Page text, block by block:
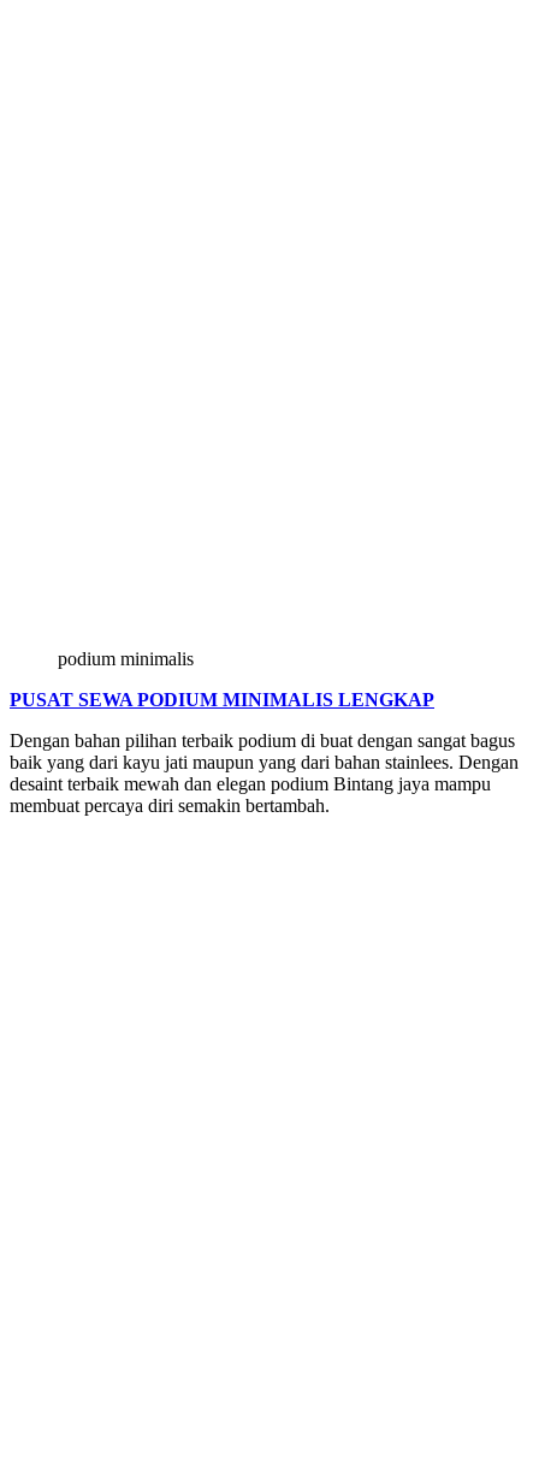
podium minimalis
PUSAT SEWA PODIUM MINIMALIS LENGKAP
Dengan bahan pilihan terbaik podium di buat dengan sangat bagus
baik yang dari kayu jati maupun yang dari bahan stainlees. Dengan
desaint terbaik mewah dan elegan podium Bintang jaya mampu
membuat percaya diri semakin bertambah.